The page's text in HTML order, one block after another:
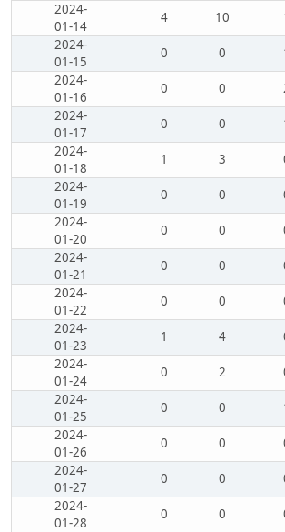
2024-
01-14
4 10
2024-
01-15
0 0
2024-
01-16
0 0
2024-
01-17
0 0
2024-
01-18
1 3
2024-
01-19
0 0
2024-
01-20
0 0
2024-
01-21
0 0
2024-
01-22
0 0
2024-
01-23
1 4
2024-
01-24
0 2
2024-
01-25
0 0
2024-
01-26
0 0
2024-
01-27
0 0
2024-
01-28
0 0